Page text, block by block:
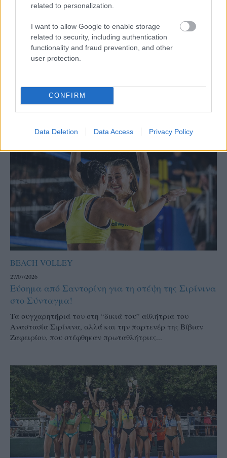
related to personalization.
I want to allow Google to enable storage
related to security, including authentication
functionality and fraud prevention, and other
user protection.
CONFIRM
Data Deletion Data Access Privacy Policy
BEACH VOLLEY
02/08/2026
Qidong Futures: Στην 3η θέση Ντάλλας,
Μετά το ασημένιο μετάλλιο στο Ios Futures, οι φετινοί
δευτεραθλητές Ελλάδας βρέθηκαν για δεύτερη φορά στο
βάθρο των νικητών.
BEACH VOLLEY
27/07/2026
Εύσημα από Σαντορίνη για τη στέψη της Σιρίνινα
στο Σύνταγμα!
Τα συγχαρητήριά του στη “δικιά του” αθλήτρια του
Αναστασία Σιρίνινα, αλλά και την παρτενέρ της Βίβιαν
Ζαφειρίου, που στέφθηκαν πρωταθλήτριες...